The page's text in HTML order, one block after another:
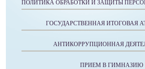
ПОЛИТИКА ОБРАБОТКИ И ЗАЩИТЫ
ГОСУДАРСТВЕННАЯ ИТОГОВАЯ
АНТИКОРРУПЦИОННАЯ
ПРИЕМ В ГИМНАЗИЮ